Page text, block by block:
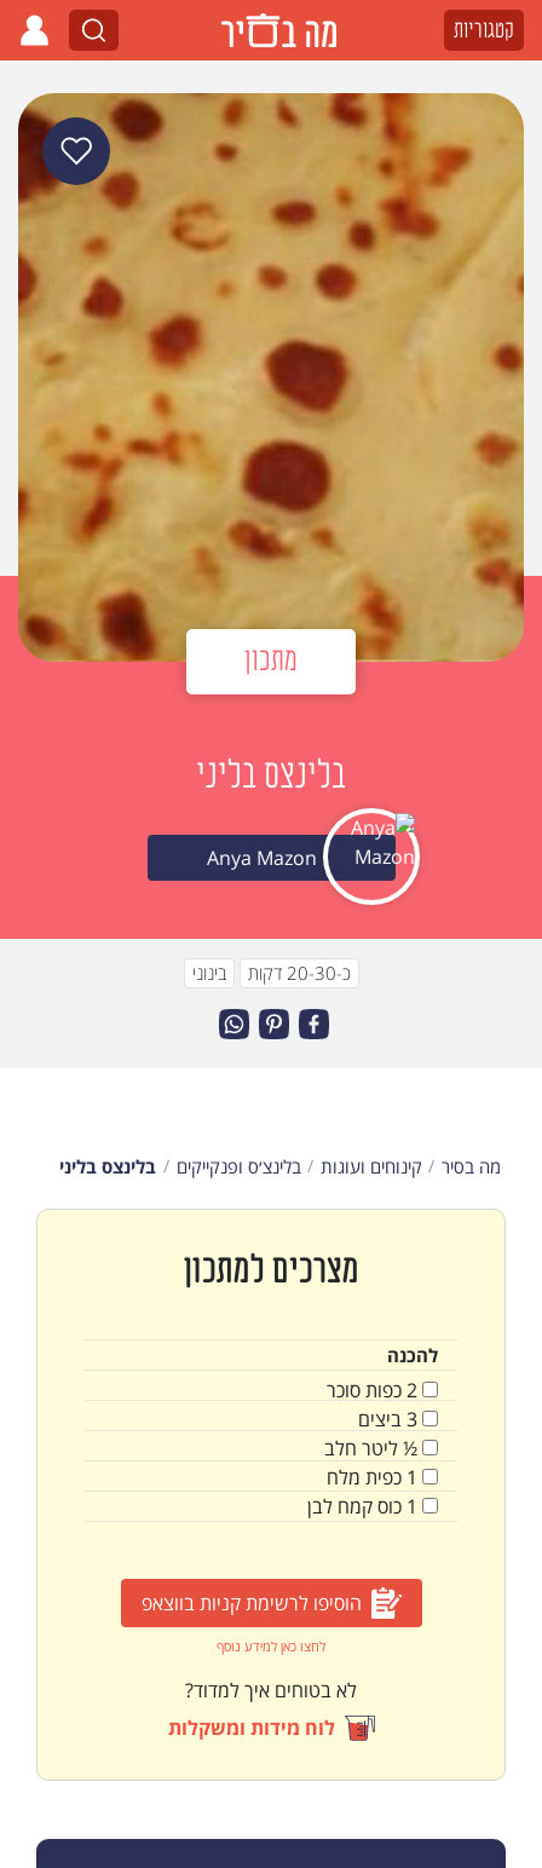
קטגוריות
מתכון
בלינצס בליני
Anya Mazon
כ-20-30 דקות בינוני
מה בסיר קינוחים ועוגות בלינצ׳ס ופנקייקים בלינצס בליני
מצרכים למתכון
להכנה
2כפותסוכר
3ביצים
½ליטר חלב
1 כפית מלח
1 כוסקמח לבן
הוסיפו לרשימת קניות בווצאפ
לחצו כאן למידע נוסף
לא בטוחים איך למדוד?
לוח מידות ומשקלות